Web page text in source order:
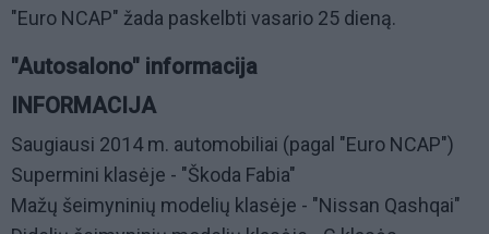
"Euro NCAP" žada paskelbti vasario 25 dieną.
"Autosalono" informacija
INFORMACIJA
Saugiausi 2014 m. automobiliai (pagal "Euro NCAP")
Supermini klasėje - "Škoda Fabia"
Mažų šeimyninių modelių klasėje - "Nissan Qashqai"